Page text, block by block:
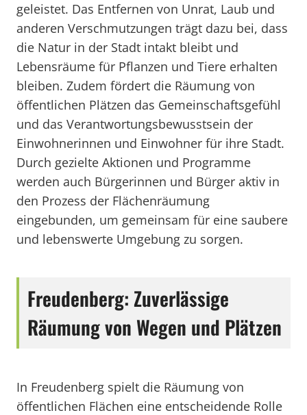
geleistet. Das Entfernen von Unrat, Laub und
anderen Verschmutzungen trägt dazu bei, dass
die Natur in der Stadt intakt bleibt und
Lebensräume für Pflanzen und Tiere erhalten
bleiben. Zudem fördert die Räumung von
öffentlichen Plätzen das Gemeinschaftsgefühl
und das Verantwortungsbewusstsein der
Einwohnerinnen und Einwohner für ihre Stadt.
Durch gezielte Aktionen und Programme
werden auch Bürgerinnen und Bürger aktiv in
den Prozess der Flächenräumung
eingebunden, um gemeinsam für eine saubere
und lebenswerte Umgebung zu sorgen.
Freudenberg: Zuverlässige
Räumung von Wegen und Plätzen
In Freudenberg spielt die Räumung von
öffentlichen Flächen eine entscheidende Rolle